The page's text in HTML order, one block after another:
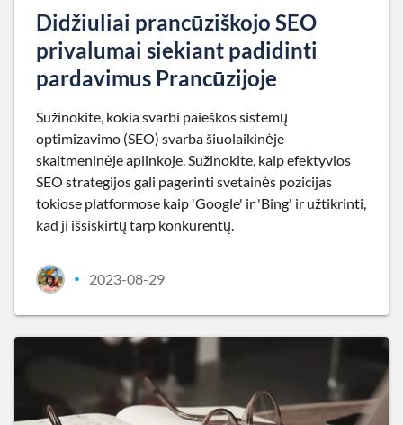
Didžiuliai prancūziškojo SEO
privalumai siekiant padidinti
pardavimus Prancūzijoje
Sužinokite, kokia svarbi paieškos sistemų
optimizavimo (SEO) svarba šiuolaikinėje
skaitmeninėje aplinkoje. Sužinokite, kaip efektyvios
SEO strategijos gali pagerinti svetainės pozicijas
tokiose platformose kaip 'Google' ir 'Bing' ir užtikrinti,
kad ji išsiskirtų tarp konkurentų.
• 2023-08-29